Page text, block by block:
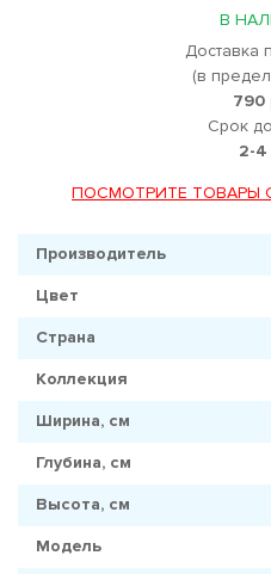
В
Доставка
(в
790
Срок
2-4
ПОСМОТРИТЕ ТОВАРЫ
Производитель
Цвет
Страна
Коллекция
Ширина, см
Глубина, см
Высота, см
Модель